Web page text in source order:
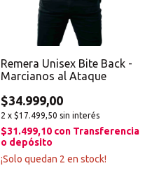
Remera Unisex Bite Back -
Marcianos al Ataque
$34.999,00
2 x $17.499,50 sin interés
$31.499,10 con Transferencia
o depósito
¡Solo quedan 2 en stock!